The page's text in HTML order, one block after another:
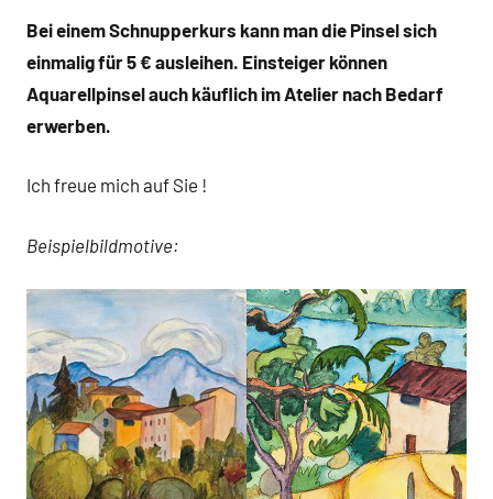
Bei einem Schnupperkurs kann man die Pinsel sich
einmaligfür 5 € ausleihen. Einsteiger können
Aquarellpinsel auch käuflich im Atelier nach Bedarf
erwerben.
Ich freue mich auf Sie !
Beispielbildmotive: